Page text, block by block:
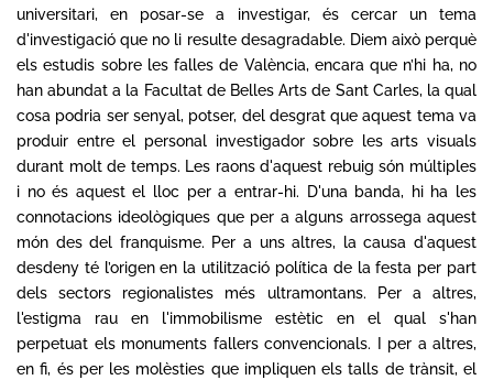
universitari, en posar-se a investigar, és cercar un tema
d'investigació que no li resulte desagradable. Diem això perquè
els estudis sobre les falles de València, encara que n’hi ha, no
han abundat a la Facultat de Belles Arts de Sant Carles, la qual
cosa podria ser senyal, potser, del desgrat que aquest tema va
produir entre el personal investigador sobre les arts visuals
durant molt de temps. Les raons d'aquest rebuig són múltiples
i no és aquest el lloc per a entrar-hi. D'una banda, hi ha les
connotacions ideològiques que per a alguns arrossega aquest
món des del franquisme. Per a uns altres, la causa d'aquest
desdeny té l’origen en la utilització política de la festa per part
dels sectors regionalistes més ultramontans. Per a altres,
l'estigma rau en l'immobilisme estètic en el qual s'han
perpetuat els monuments fallers convencionals. I per a altres,
en fi, és per les molèsties que impliquen els talls de trànsit, el